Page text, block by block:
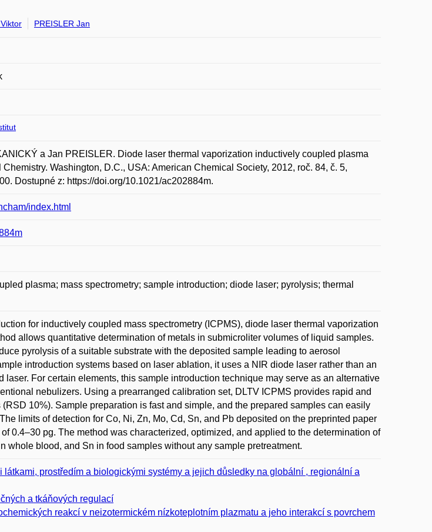
PREISLER Jan
a Jan PREISLER. Diode laser thermal vaporization inductively coupled plasma
Washington, D.C., USA: American Chemical Society, 2012, roč. 84, č. 5,
Dostupné z: https://doi.org/10.1021/ac202884m.
index.html
plasma; mass spectrometry; sample introduction; diode laser; pyrolysis; thermal
for inductively coupled mass spectrometry (ICPMS), diode laser thermal vaporization
allows quantitative determination of metals in submicroliter volumes of liquid samples.
pyrolysis of a suitable substrate with the deposited sample leading to aerosol
introduction systems based on laser ablation, it uses a NIR diode laser rather than an
laser. For certain elements, this sample introduction technique may serve as an alternative
nebulizers. Using a prearranged calibration set, DLTV ICPMS provides rapid and
10%). Sample preparation is fast and simple, and the prepared samples can easily
limits of detection for Co, Ni, Zn, Mo, Cd, Sn, and Pb deposited on the preprinted paper
0.4–30 pg. The method was characterized, optimized, and applied to the determination of
whole blood, and Sn in food samples without any sample pretreatment.
látkami, prostředím a biologickými systémy a jejich důsledky na globální , regionální a
a tkáňových regulací
reakcí v neizotermickém nízkoteplotním plazmatu a jeho interakcí s povrchem